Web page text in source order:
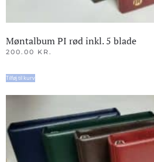
Møntalbum PI rød inkl. 5 blade
200.00 KR.
Tilføj til kurv